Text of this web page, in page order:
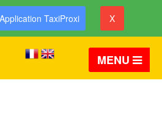
TaxiProxi X
MENU